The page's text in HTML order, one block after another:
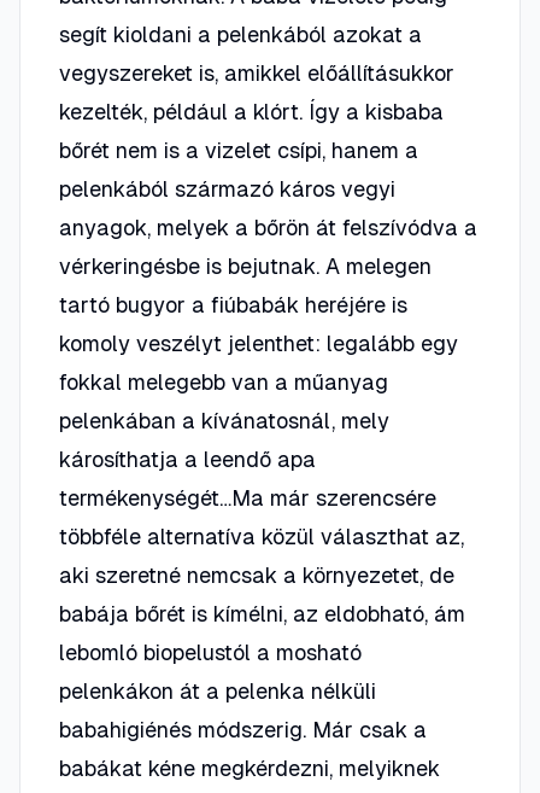
segít kioldani a pelenkából azokat a
vegyszereket is, amikkel előállításukkor
kezelték, például a klórt. Így a kisbaba
bőrét nem is a vizelet csípi, hanem a
pelenkából származó káros vegyi
anyagok, melyek a bőrön át felszívódva a
vérkeringésbe is bejutnak. A melegen
tartó bugyor a fiúbabák heréjére is
komoly veszélyt jelenthet: legalább egy
fokkal melegebb van a műanyag
pelenkában a kívánatosnál, mely
károsíthatja a leendő apa
termékenységét…Ma már szerencsére
többféle alternatíva közül választhat az,
aki szeretné nemcsak a környezetet, de
babája bőrét is kímélni, az eldobható, ám
lebomló biopelustól a mosható
pelenkákon át a pelenka nélküli
babahigiénés módszerig. Már csak a
babákat kéne megkérdezni, melyiknek